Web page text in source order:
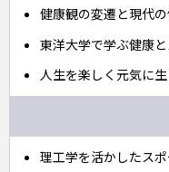
健康観の変遷と現代
東洋大学で学ぶ健康
人生を楽しく元気に
理工学を活かしたス